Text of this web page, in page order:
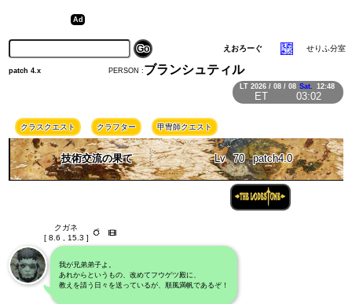
LT 2026 / 08 / 08 Sat. 12:48
ET 03:02
えおろーぐ せりふ分室
PERSON : ブランシュティル
patch 4.x
クラスクエスト クラフター 甲冑師クエスト
技術交流の果て Lv 70 patch4.0
クガネ
[ 8.6 , 15.3 ]
我が兄弟弟子よ。
あれからというもの、改めてフウゲツ殿に、
教えを請う日々を送っているが、順風満帆であるぞ！